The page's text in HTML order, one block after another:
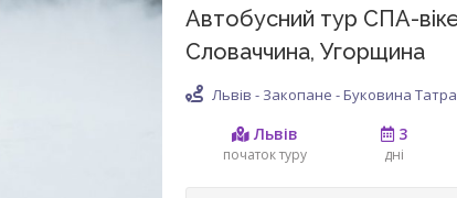
Автобусний тур СПА-
Словаччина, Угорщина
Львів - Закопане - Буковина
Львів
початок туру
3
дні